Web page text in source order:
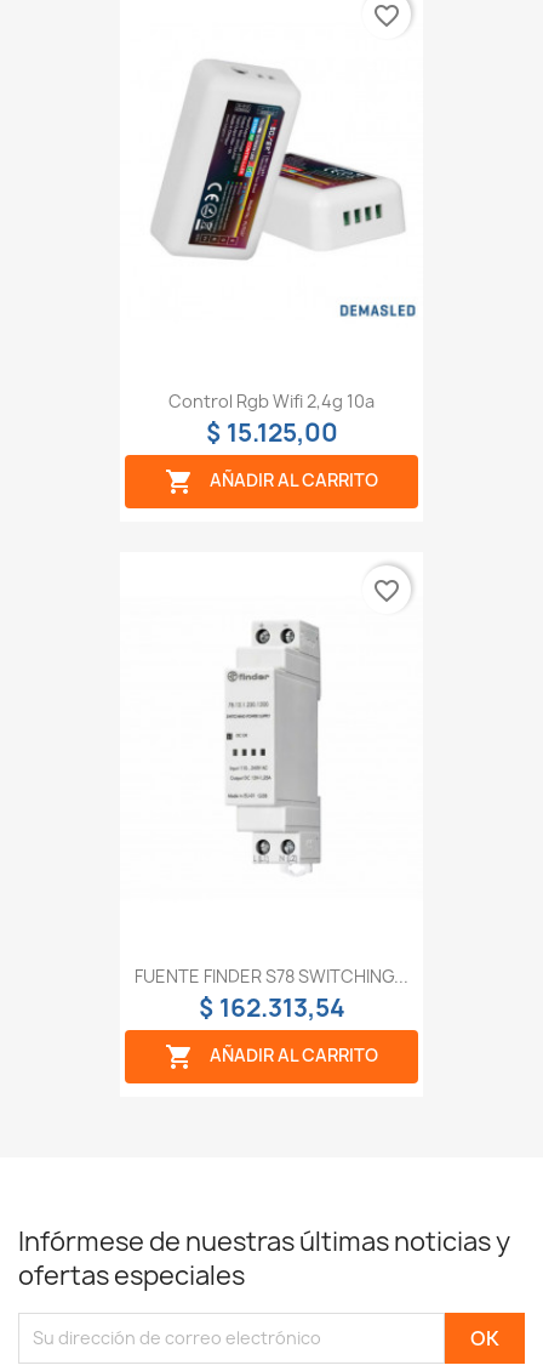
Control Rgb Wifi 2,4g 10a
$ 15.125,00
 AÑADIR AL CARRITO
favorite_border
FUENTE FINDER S78 SWITCHING...
$ 162.313,54
 AÑADIR AL CARRITO
favorite_border
Infórmese de nuestras últimas noticias y
ofertas especiales